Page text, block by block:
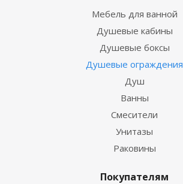
Мебель для ванной
Душевые кабины
Душевые боксы
Душевые ограждения
Душ
Ванны
Смесители
Унитазы
Раковины
Покупателям